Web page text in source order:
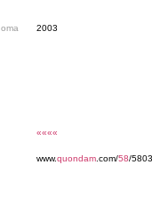
oma 2003
««««
www.quondam .com/58/